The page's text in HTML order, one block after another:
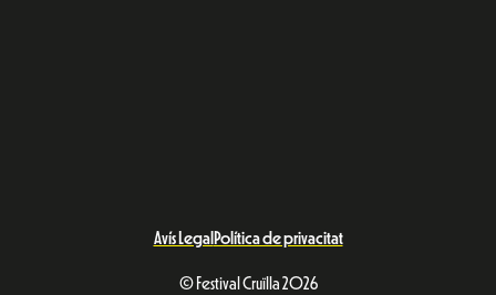
Avís Legal Política de privacitat
© Festival Cruïlla 2026